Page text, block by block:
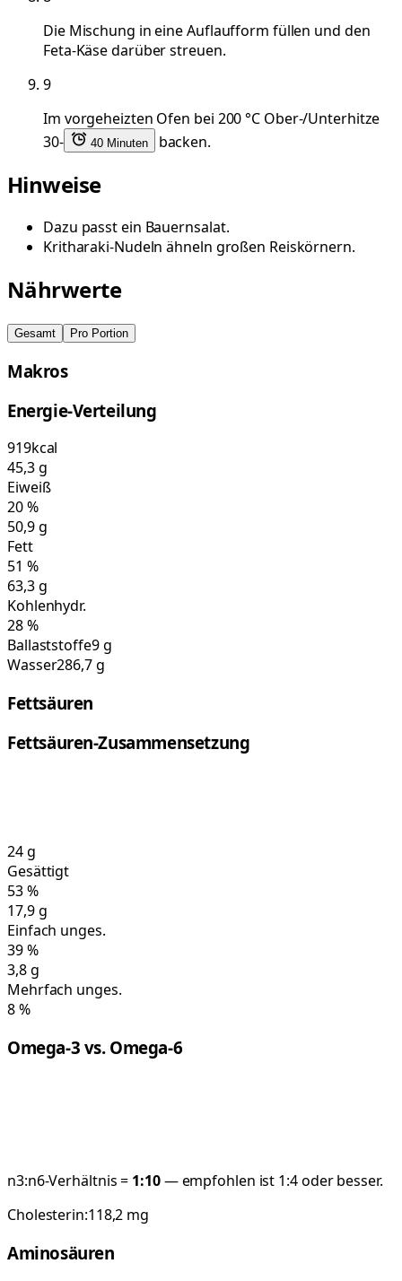
Die Mischung in eine Auflaufform füllen und den
Feta-Käse darüber streuen.
9
Im vorgeheizten Ofen bei 200 °C Ober-/Unterhitze
30-
40 Minuten backen.
Hinweise
Dazu passt ein Bauernsalat.
Kritharaki-Nudeln ähneln großen Reiskörnern.
Nährwerte
Gesamt Pro Portion
Makros
Energie-Verteilung
919kcal
45,3g
Eiweiß
20%
50,9g
Fett
51 %
63,3g
Kohlenhydr.
28%
Ballaststoffe9 g
Wasser286,7 g
Fettsäuren
Fettsäuren-Zusammensetzung
24g
Gesättigt
53%
17,9g
Einfach unges.
39%
3,8g
Mehrfach unges.
8%
Omega-3 vs. Omega-6
n3:n6-Verhältnis = 1:10— empfohlen ist 1:4 oder besser.
Cholesterin:118,2 mg
Aminosäuren